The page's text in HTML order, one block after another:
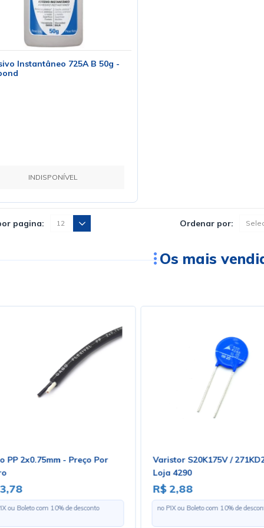
Instantâneo 725A B 50g -
INDISPONÍVEL
pagina: Ordenar por:
Os mais
PP 2x0.75mm - Preço Por
ou Boleto com 10% de desconto
Varistor S20K175V /
Loja 4290
R$ 2,88
no PIX ou Boleto com 10% de